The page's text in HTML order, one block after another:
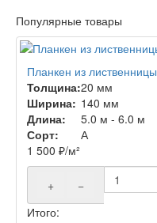
Популярные товары
Планкен из
Толщина:20 мм
Ширина: 140 мм
Длина:
5.0 м - 6.0 м
Сорт:
А
1 500 ₽/м²
+
−
Итого: